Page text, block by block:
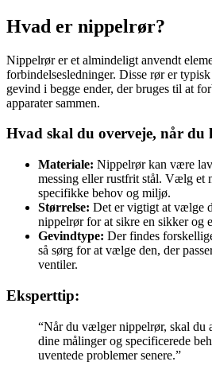
Hvad er nippelrør?
Nippelrør er et almindeligt anvendt
forbindelsesledninger. Disse rør er
gevind i begge ender, der bruges til at
apparater sammen.
Hvad skal du overveje, når du
Materiale: Nippelrør kan være
messing eller rustfrit stål. Vælg et
specifikke behov og miljø.
Størrelse: Det er vigtigt at vælge
nippelrør for at sikre en sikker og
Gevindtype: Der findes
så sørg for at vælge den, der
ventiler.
Eksperttip:
“Når du vælger nippelrør, skal du
dine målinger og specificerede
uventede problemer senere.”